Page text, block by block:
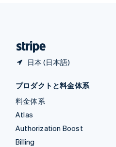
日本 (日本語)
プロダクトと料金体系
料金体系
Atlas
Authorization Boost
Billing